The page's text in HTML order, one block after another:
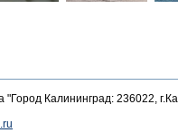
"Город Калининград: 236022,